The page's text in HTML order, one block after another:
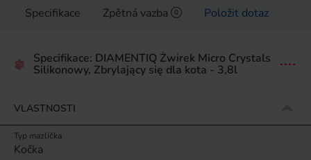
Specifikace Zpětná vazba 0 Položit dotaz
Specifikace: DIAMENTIQ Żwirek Micro Crystals
Silikonowy, Zbrylający się dla kota - 3,8l
VLASTNOSTI
Typ mazlíčka
Kočka